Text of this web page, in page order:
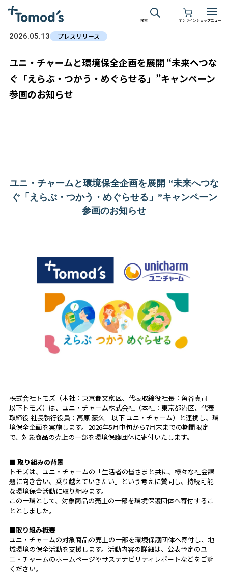
検索 オンラインショップメニュー
2026.05.13 プレスリリース
ユニ・チャームと環境保全企画を展開 “未来へつな
ぐ「えらぶ・つかう・めぐらせる」”キャンペーン
参画のお知らせ
ユニ・チャームと環境保全企画を展開 “未来へつな
ぐ「えらぶ・つかう・めぐらせる」”キャンペーン
参画のお知らせ
株式会社トモズ（本社：東京都文京区、代表取締役社長：角谷真司
以下トモズ）は、ユニ・チャーム株式会社（本社：東京都港区、代表
取締役 社長執行役員：高原 豪久 以下 ユニ・チャーム）と連携し、環
境保全企画を実施します。2026年5月中旬から7月末までの期間限定
で、対象商品の売上の一部を環境保護団体に寄付いたします。
■ 取り組みの背景
トモズは、ユニ・チャームの「生活者の皆さまと共に、様々な社会課
題に向き合い、乗り越えていきたい」という考えに賛同し、持続可能
な環境保全活動に取り組みます。
この一環として、対象商品の売上の一部を環境保護団体へ寄付するこ
ととしました。
■取り組み概要
ユニ・チャームの対象商品の売上の一部を環境保護団体へ寄付し、地
域環境の保全活動を支援します。活動内容の詳細は、公表予定のユ
ニ・チャームのホームページやサステナビリティレポートなどをご覧
ください。